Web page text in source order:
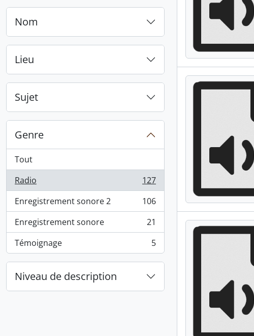
Nom
Lieu
Sujet
Genre
Tout
Radio
, 127 résultats
127
Enregistrement sonore 2
, 106 résultats
106
Enregistrement sonore
, 21 résultats
21
Témoignage
, 5 résultats 5
Niveau de description